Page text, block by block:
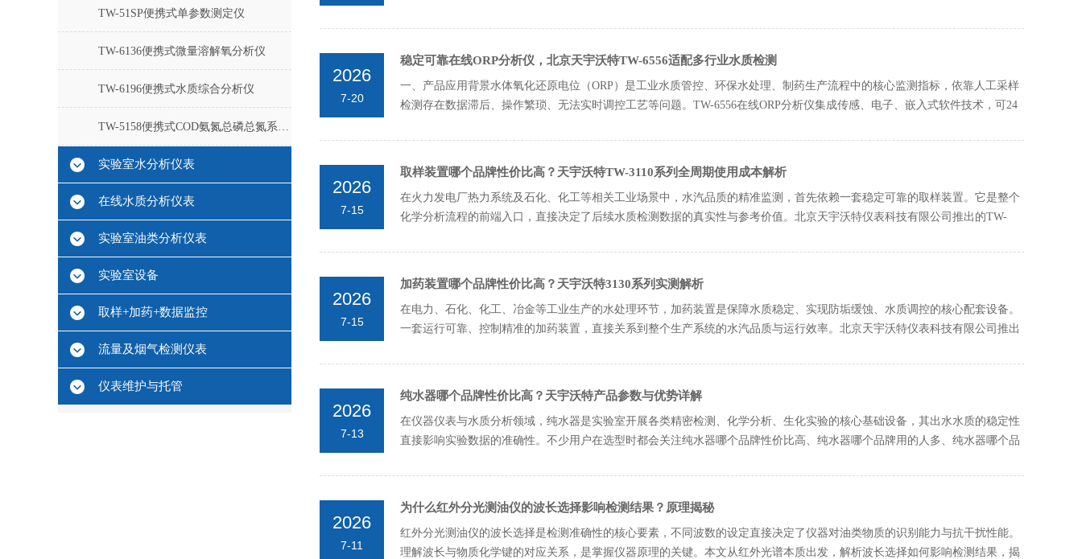
TW-51SP便携式单参数测定仪
TW-6136便携式微量溶解氧分析仪
TW-6196便携式水质综合分析仪
TW-5158便携式COD氨氮总磷总氮系列测定仪
实验室水分析仪表
在线水质分析仪表
实验室油类分析仪表
实验室设备
取样+加药+数据监控
流量及烟气检测仪表
仪表维护与托管
2026
7-20
稳定可靠在线ORP分析仪，北京天宇沃特TW-6556适配多行业水质检测
一、产品应用背景水体氧化还原电位（ORP）是工业水质管控、环保水处理、制药生产流程中的核心监测指标，依靠人工采样
检测存在数据滞后、操作繁琐、无法实时调控工艺等问题。TW-6556在线ORP分析仪集成传感、电子、嵌入式软件技术，可24
2026
7-15
取样装置哪个品牌性价比高？天宇沃特TW-3110系列全周期使用成本解析
在火力发电厂热力系统及石化、化工等相关工业场景中，水汽品质的精准监测，首先依赖一套稳定可靠的取样装置。它是整个
化学分析流程的前端入口，直接决定了后续水质检测数据的真实性与参考价值。北京天宇沃特仪表科技有限公司推出的TW-
2026
7-15
加药装置哪个品牌性价比高？天宇沃特3130系列实测解析
在电力、石化、化工、冶金等工业生产的水处理环节，加药装置是保障水质稳定、实现防垢缓蚀、水质调控的核心配套设备。
一套运行可靠、控制精准的加药装置，直接关系到整个生产系统的水汽品质与运行效率。北京天宇沃特仪表科技有限公司推出
2026
7-13
纯水器哪个品牌性价比高？天宇沃特产品参数与优势详解
在仪器仪表与水质分析领域，纯水器是实验室开展各类精密检测、化学分析、生化实验的核心基础设备，其出水水质的稳定性
直接影响实验数据的准确性。不少用户在选型时都会关注纯水器哪个品牌性价比高、纯水器哪个品牌用的人多、纯水器哪个品
2026
7-11
为什么红外分光测油仪的波长选择影响检测结果？原理揭秘
红外分光测油仪的波长选择是检测准确性的核心要素，不同波数的设定直接决定了仪器对油类物质的识别能力与抗干扰性能。
理解波长与物质化学键的对应关系，是掌握仪器原理的关键。本文从红外光谱本质出发，解析波长选择如何影响检测结果，揭